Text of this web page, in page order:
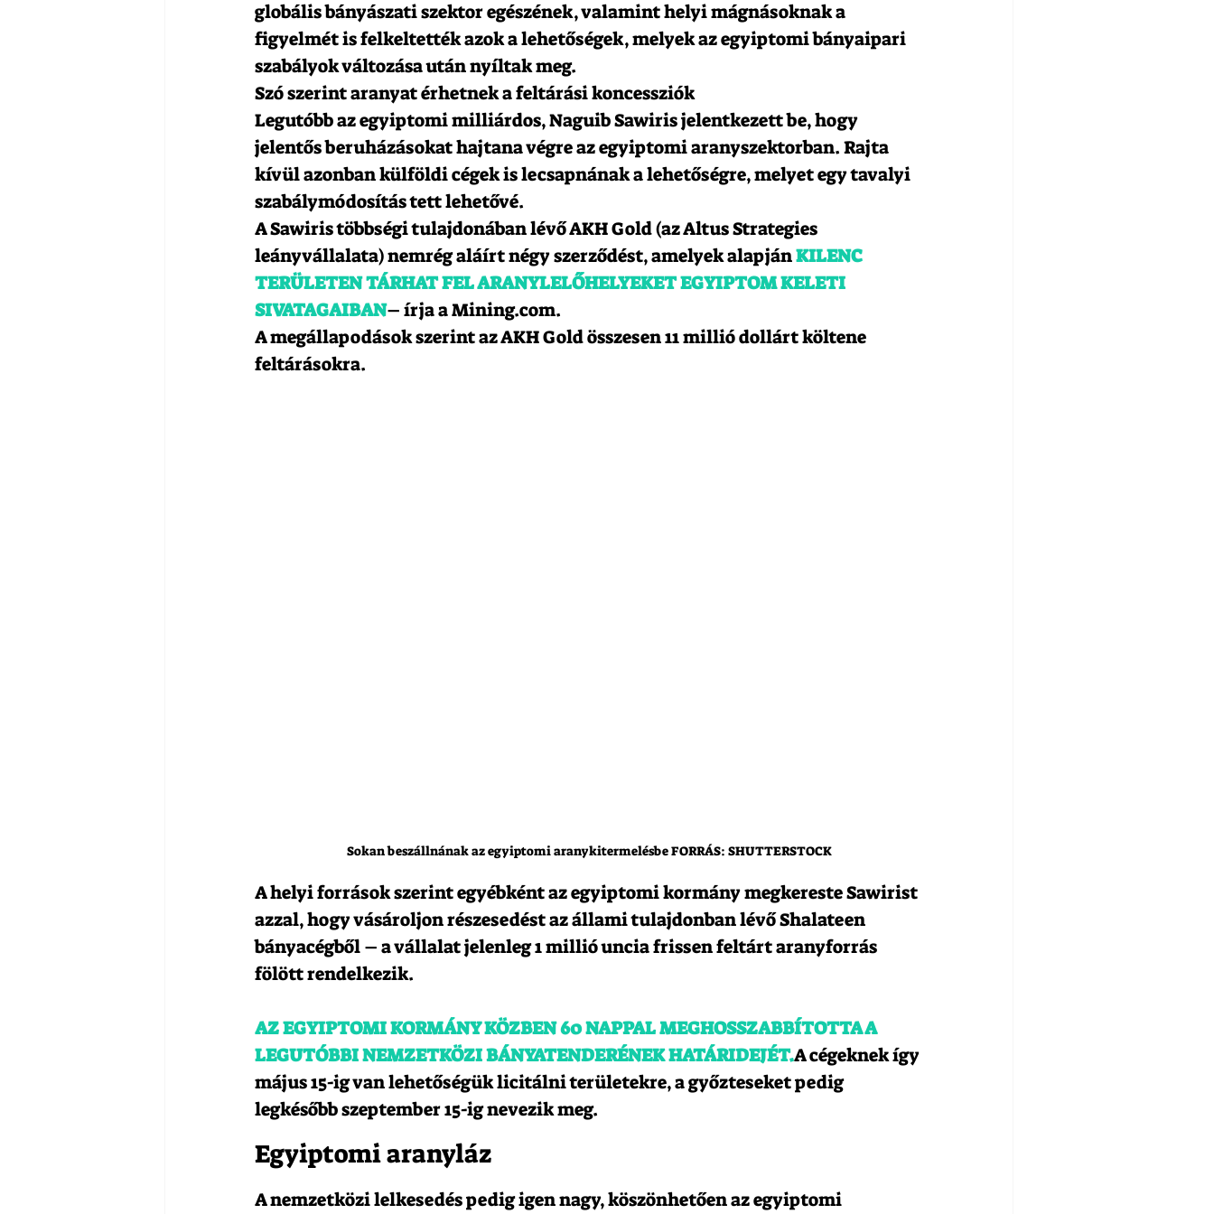
globális bányászati szektor egészének, valamint helyi mágnásoknak a
figyelmét is felkeltették azok a lehetőségek, melyek az egyiptomi bányaipari
szabályok változása után nyíltak meg.
Szó szerint aranyat érhetnek a feltárási koncessziók
Legutóbb az egyiptomi milliárdos, Naguib Sawiris jelentkezett be, hogy
jelentős beruházásokat hajtana végre az egyiptomi aranyszektorban. Rajta
kívül azonban külföldi cégek is lecsapnának a lehetőségre, melyet egy tavalyi
szabálymódosítás tett lehetővé.
A Sawiris többségi tulajdonában lévő AKH Gold (az Altus Strategies
leányvállalata) nemrég aláírt négy szerződést, amelyek alapján KILENC
TERÜLETEN TÁRHAT FEL ARANYLELŐHELYEKET EGYIPTOM KELETI
SIVATAGAIBAN– írja a Mining.com.
A megállapodások szerint az AKH Gold összesen 11 millió dollárt költene
feltárásokra.
Sokan beszállnának az egyiptomi aranykitermelésbe FORRÁS: SHUTTERSTOCK
A helyi források szerint egyébként az egyiptomi kormány megkereste Sawirist
azzal, hogy vásároljon részesedést az állami tulajdonban lévő Shalateen
bányacégből – a vállalat jelenleg 1 millió uncia frissen feltárt aranyforrás
fölött rendelkezik.
AZ EGYIPTOMI KORMÁNY KÖZBEN 60 NAPPAL MEGHOSSZABBÍTOTTA A
LEGUTÓBBI NEMZETKÖZI BÁNYATENDERÉNEK HATÁRIDEJÉT.A cégeknek így
május 15-ig van lehetőségük licitálni területekre, a győzteseket pedig
legkésőbb szeptember 15-ig nevezik meg.
Egyiptomi aranyláz
A nemzetközi lelkesedés pedig igen nagy, köszönhetően az egyiptomi